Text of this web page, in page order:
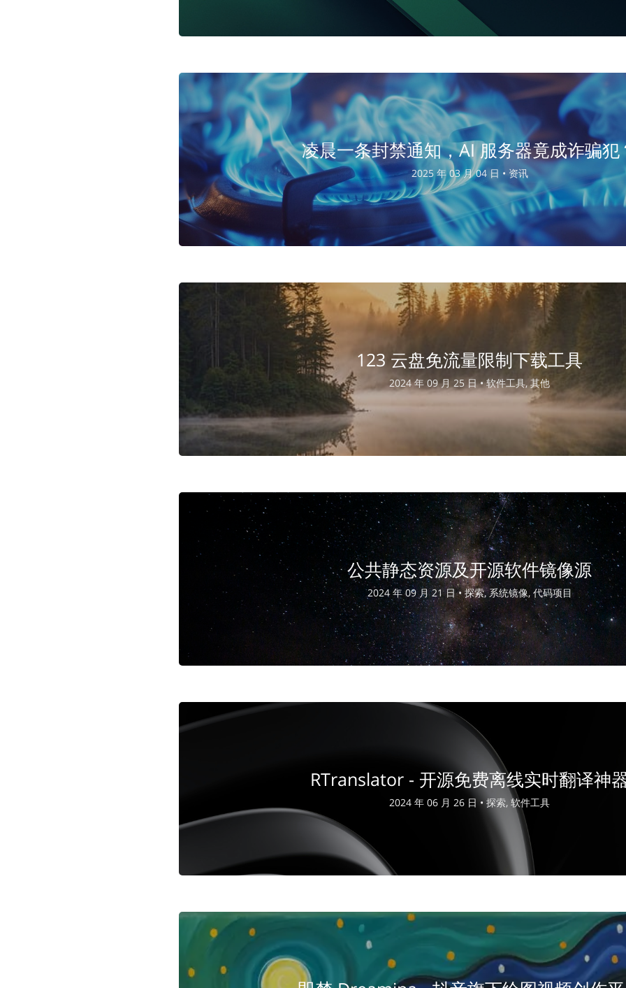
凌晨一条封禁通知，AI 服务器竟成诈骗犯
2025 年 03 月 04 日 •资讯
123 云盘免流量限制下载工具
2024 年 09 月 25 日 •软件工具, 其他
公共静态资源及开源软件镜像源
2024 年 09 月 21 日 •探索, 系统镜像, 代码项目
RTranslator - 开源免费离线实时翻译神
2024 年 06 月 26 日 • 探索, 软件工具